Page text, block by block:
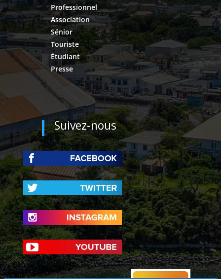
Professionnel
Association
Sénior
Touriste
Étudiant
Presse
Suivez-nous